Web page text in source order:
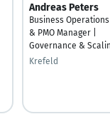
Andreas Peters
Business Operations
& PMO Manager |
Governance &
Krefeld